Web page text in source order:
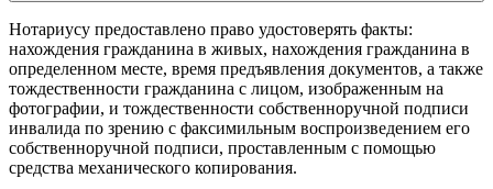
Нотариусу предоставлено право удостоверять факты:
нахождения гражданина в живых, нахождения гражданина в
определенном месте, время предъявления документов, а также
тождественности гражданина с лицом, изображенным на
фотографии, и тождественности собственноручной подписи
инвалида по зрению с факсимильным воспроизведением его
собственноручной подписи, проставленным с помощью
средства механического копирования.